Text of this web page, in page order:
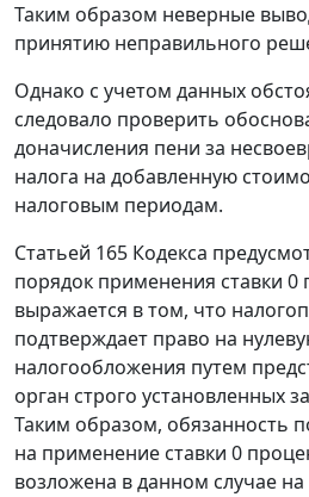
Таким образом неверные
принятию неправильного
Однако с учетом данных
следовало проверить
доначисления пени за
налога на добавленную
налоговым периодам.
Статьей 165 Кодекса
порядок применения ставки 0
выражается в том, что
подтверждает право на
налогообложения путем
орган строго установленных
Таким образом, обязанность
на применение ставки 0
возложена в данном случае